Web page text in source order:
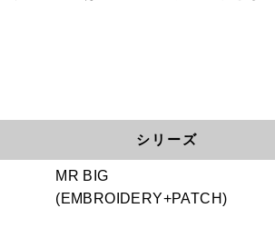
シリーズ
MR BIG
(EMBROIDERY+PATCH)